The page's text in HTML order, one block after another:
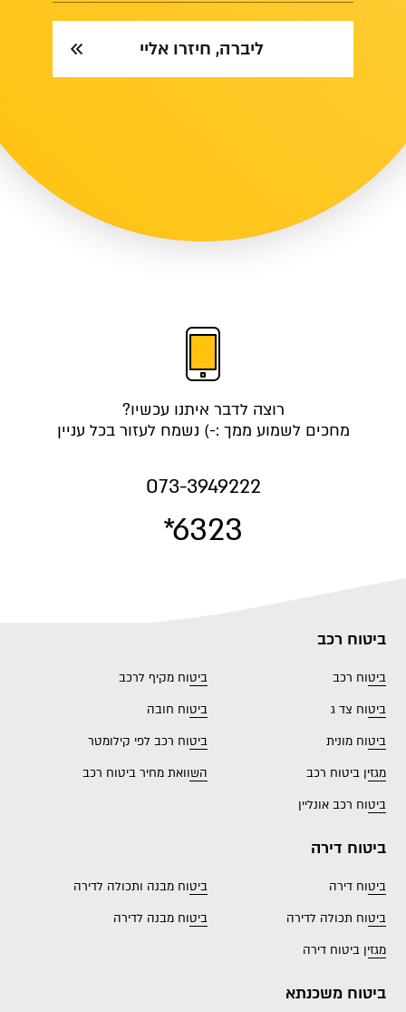
ליברה, חיזרו אליי
רוצה לדבר איתנו עכשיו?
מחכים לשמוע ממך :-) נשמח לעזור בכל עניין
073-3949222
*6323
ביטוח רכב
ביטוח רכב
ביטוח מקיף לרכב
ביטוח צד ג
ביטוח חובה
ביטוח מונית
ביטוח רכב לפי קילומטר
מגזין ביטוח רכב
השוואת מחיר ביטוח רכב
ביטוח רכב אונליין
ביטוח דירה
ביטוח דירה
ביטוח מבנה ותכולה לדירה
ביטוח תכולה לדירה
ביטוח מבנה לדירה
מגזין ביטוח דירה
ביטוח משכנתא